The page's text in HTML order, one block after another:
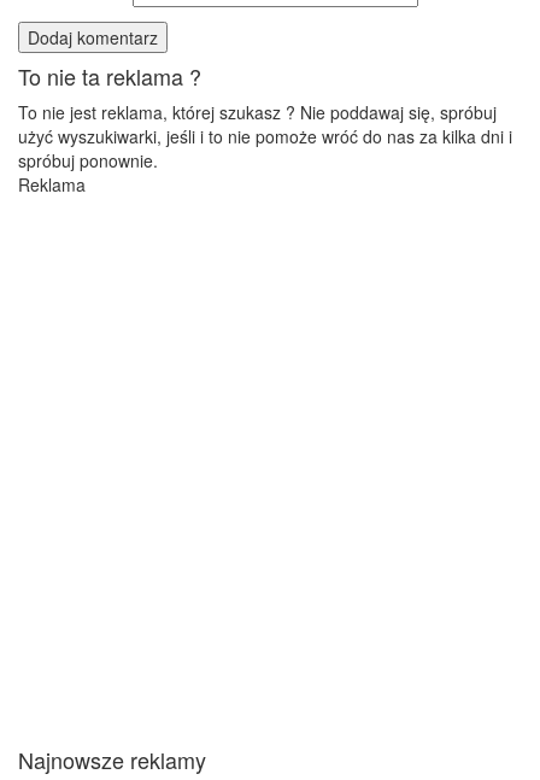
To nie ta reklama ?
To nie jest reklama, której szukasz ? Nie poddawaj się, spróbuj
użyć wyszukiwarki, jeśli i to nie pomoże wróć do nas za kilka dni i
spróbuj ponownie.
Reklama
Najnowsze reklamy